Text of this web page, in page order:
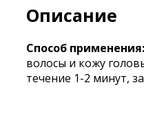
Описание
Способ применения:
волосы и кожу
течение 1-2 минут,